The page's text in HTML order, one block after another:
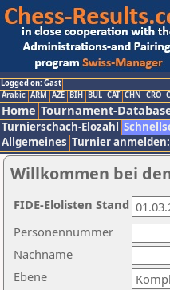
Logged on: Gast
Arabic ARM AZE BIH BUL CAT CHN CRO
Home Tournament-
Turnierschach-Elozahl
Allgemeines Turnier anmelden:
Willkommen bei
Nachname
Ebene
Personennummer
FIDE-Elolisten Stand